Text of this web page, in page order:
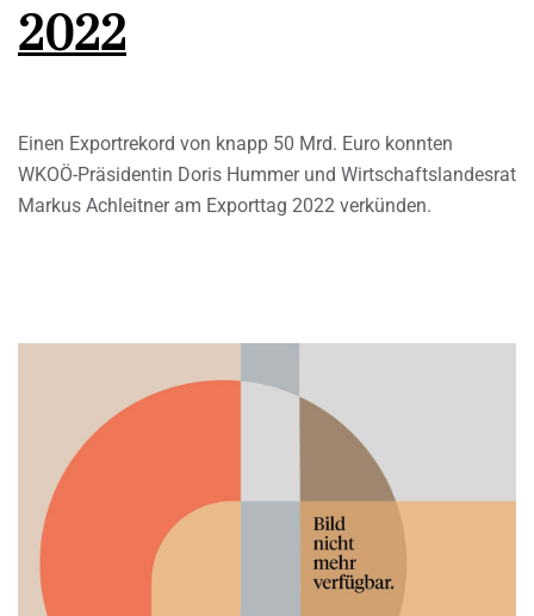
2022
Einen Exportrekord von knapp 50 Mrd. Euro konnten
WKOÖ-Präsidentin Doris Hummer und Wirtschaftslandesrat
Markus Achleitner am Exporttag 2022 verkünden.